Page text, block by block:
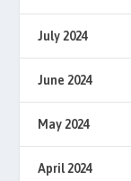
July 2024
June 2024
May 2024
April 2024